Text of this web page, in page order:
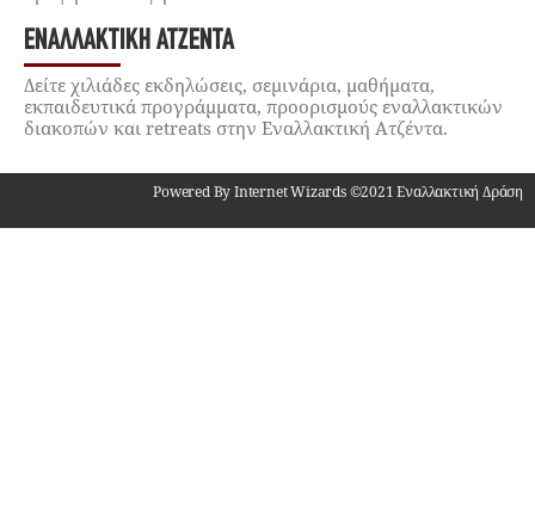
ΕΝΑΛΛΑΚΤΙΚΉ ΑΤΖΈΝΤΑ
Δείτε χιλιάδες εκδηλώσεις, σεμινάρια, μαθήματα,
εκπαιδευτικά προγράμματα, προορισμούς εναλλακτικών
διακοπών και retreats στην Εναλλακτική Ατζέντα.
Powered By Internet Wizards ©2021 Εναλλακτική Δράση